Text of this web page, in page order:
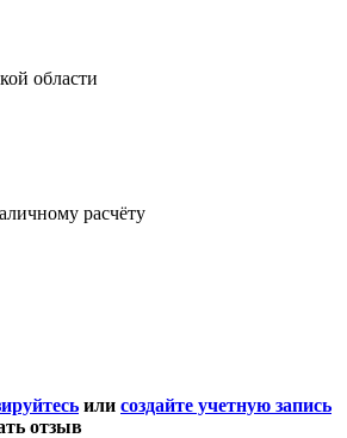
области
расчёту
или создайте учетную запись
отзыв